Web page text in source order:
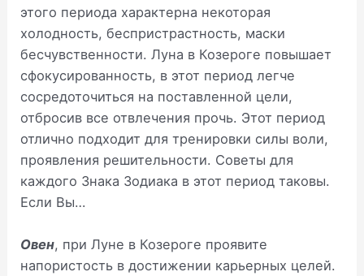
этого периода характерна некоторая
холодность, беспристрастность, маски
бесчувственности. Луна в Козероге повышает
сфокусированность, в этот период легче
сосредоточиться на поставленной цели,
отбросив все отвлечения прочь. Этот период
отлично подходит для тренировки силы воли,
проявления решительности. Советы для
каждого Знака Зодиака в этот период таковы.
Если Вы…
Овен, при Луне в Козероге проявите
напористость в достижении карьерных целей.